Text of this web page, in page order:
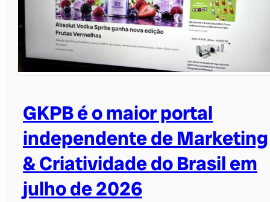
GKPB é o maior portal
independente de Marketing
& Criatividade do Brasil em
julho de 2026